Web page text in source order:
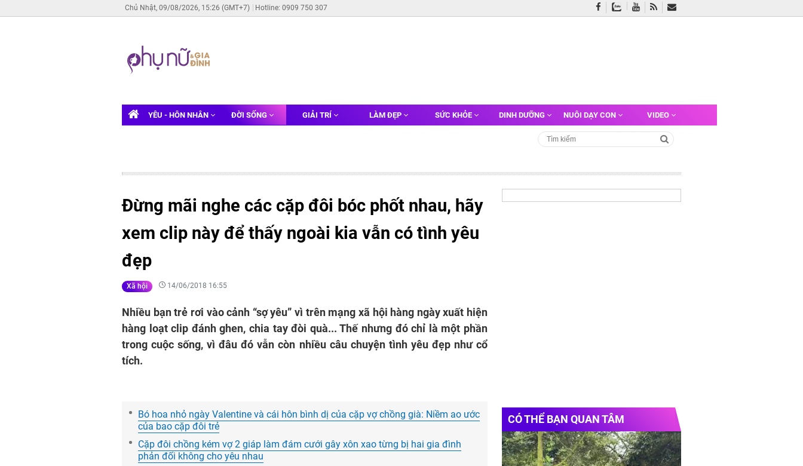
Chủ Nhật, 09/08/2026, 15:26 (GMT+7) Hotline: 0909 750 307
YÊU - HÔN NHÂN ĐỜI SỐNG GIẢI TRÍ LÀM ĐẸP SỨC KHỎE DINH DƯỠNG NUÔI DẠY CON VIDEO
Đừng mãi nghe các cặp đôi bóc phốt nhau, hãy
xem clip này để thấy ngoài kia vẫn có tình yêu
đẹp
Xã hội 14/06/2018 16:55
Nhiều bạn trẻ rơi vào cảnh “sợ yêu” vì trên mạng xã hội hàng ngày xuất hiện
hàng loạt clip đánh ghen, chia tay đòi quà... Thế nhưng đó chỉ là một phần
trong cuộc sống, vì đâu đó vẫn còn nhiều câu chuyện tình yêu đẹp như cổ
tích.
Bó hoa nhỏ ngày Valentine và cái hôn bình dị của cặp vợ chồng già: Niềm ao ước
của bao cặp đôi trẻ
Cặp đôi chồng kém vợ 2 giáp làm đám cưới gây xôn xao từng bị hai gia đình
phản đối không cho yêu nhau
CÓ THỂ BẠN QUAN TÂM